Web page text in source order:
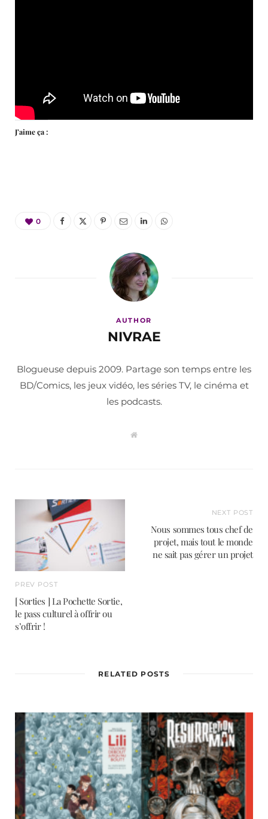
J’aime ça :
0
AUTHOR
NIVRAE
Blogueuse depuis 2009. Partage son temps entre les
BD/Comics, les jeux vidéo, les séries TV, le cinéma et
les podcasts.
W
PREV POST
[ Sorties ] La Pochette Sortie,
le pass culturel à offrir ou
s’offrir !
NEXT POST
Nous sommes tous chef de
projet, mais tout le monde
ne sait pas gérer un projet
RELATED POSTS